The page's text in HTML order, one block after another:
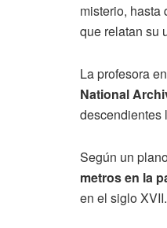
misterio, hasta
que relatan su
La profesora
National
descendientes
Según un
metros en la
en el siglo XVII.